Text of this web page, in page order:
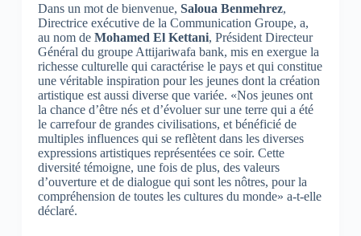
Dans un mot de bienvenue, Saloua Benmehrez,
Directrice exécutive de la Communication Groupe, a,
au nom de Mohamed El Kettani, Président Directeur
Général du groupe Attijariwafa bank, mis en exergue la
richesse culturelle qui caractérise le pays et qui constitue
une véritable inspiration pour les jeunes dont la création
artistique est aussi diverse que variée. «Nos jeunes ont
la chance d’être nés et d’évoluer sur une terre qui a été
le carrefour de grandes civilisations, et bénéficié de
multiples influences qui se reflètent dans les diverses
expressions artistiques représentées ce soir. Cette
diversité témoigne, une fois de plus, des valeurs
d’ouverture et de dialogue qui sont les nôtres, pour la
compréhension de toutes les cultures du monde» a-t-elle
déclaré.